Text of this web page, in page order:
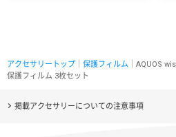
アクセサリートップ 保護フィルム ｜AQUOS
保護フィルム 3枚セット
掲載アクセサリーについての注意事項